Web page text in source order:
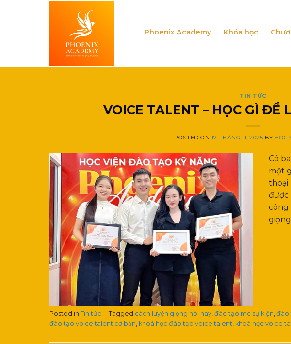
Phoenix Academy Khóa học
TIN TỨC
VOICE TALENT – HỌC GÌ ĐỂ
POSTED ON 17 THÁNG 11, 2025 BY HỌC
Có
một
thoại
được
công
Posted in Tin tức Tagged cách luyện giọng nói hay đào tạo mc sự kiện đào
đào tạo voice talent cơ bản khoá học đào tạo voice talent khoá học voice